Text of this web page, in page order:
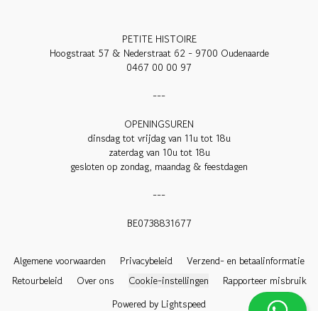
PETITE HISTOIRE
Hoogstraat 57 & Nederstraat 62 - 9700 Oudenaarde
0467 00 00 97
---
OPENINGSUREN
dinsdag tot vrijdag van 11u tot 18u
zaterdag van 10u tot 18u
gesloten op zondag, maandag & feestdagen
---
BE0738831677
Algemene voorwaarden Privacybeleid
Verzend- en betaalinformatie
Retourbeleid
Over ons Cookie-instellingen
Rapporteer misbruik
Powered by Lightspeed